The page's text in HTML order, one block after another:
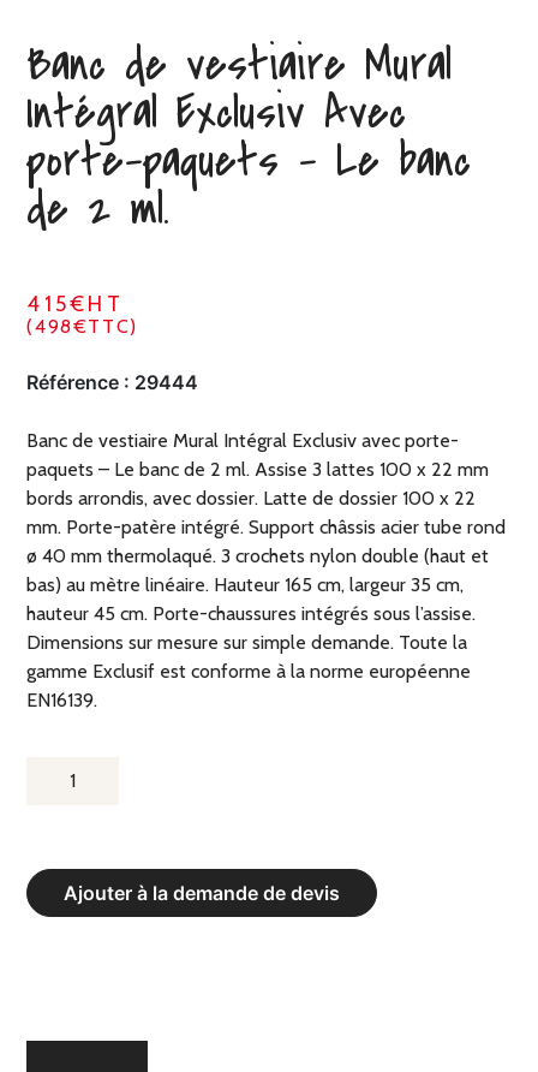
Banc de vestiaire Mural
Intégral Exclusiv Avec
porte-paquets – Le banc
de 2 ml.
415€HT
(498€TTC)
Référence : 29444
Banc de vestiaire Mural Intégral Exclusiv avec porte-
paquets – Le banc de 2 ml. Assise 3 lattes 100 x 22 mm
bords arrondis, avec dossier. Latte de dossier 100 x 22
mm. Porte-patère intégré. Support châssis acier tube rond
ø 40 mm thermolaqué. 3 crochets nylon double (haut et
bas) au mètre linéaire. Hauteur 165 cm, largeur 35 cm,
hauteur 45 cm. Porte-chaussures intégrés sous l’assise.
Dimensions sur mesure sur simple demande. Toute la
gamme Exclusif est conforme à la norme européenne
EN16139.
Ajouter à la demande de devis
QUANTITÉ
DE
VESTIAIRE